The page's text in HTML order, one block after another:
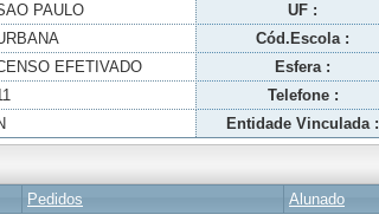
PAULO UF :
Cód.Escola :
EFETIVADO Esfera :
Telefone :
Entidade Vinculada :
Pedidos Alunado